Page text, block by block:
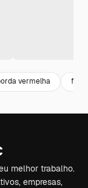
vermelha
melhor trabalho.
empresas,